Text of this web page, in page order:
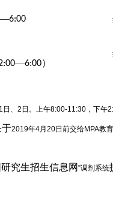
6:00
—6:00）
、2日。上午8:00-11:30，下午
于2019年4月20日前交给MPA教
究生招生信息网 ”调剂系统